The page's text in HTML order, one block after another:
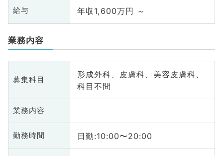
給与 年収1,600万円 ～
業務内容
募集科目
形成外科、皮膚科、美容皮膚科、
科目不問
業務内容
勤務時間 日勤:10:00〜20:00